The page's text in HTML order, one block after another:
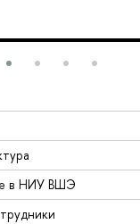
в НИУ ВШЭ